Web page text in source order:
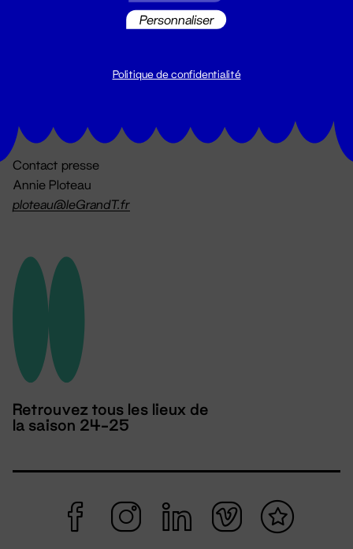
billetterie@leGrandT.fr
Contact presse
Annie Ploteau
ploteau@leGrandT.fr
Retrouvez tous les lieux de
la saison 24-25
Personnaliser
Politique de confidentialité